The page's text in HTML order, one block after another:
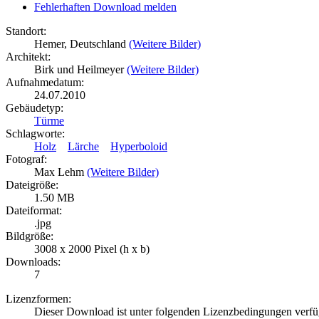
Fehlerhaften Download melden
Standort:
Hemer, Deutschland (Weitere Bilder)
Architekt:
Birk und Heilmeyer(Weitere Bilder)
Aufnahmedatum:
24.07.2010
Gebäudetyp:
Türme
Schlagworte:
Holz
Lärche
Hyperboloid
Fotograf:
Max Lehm (Weitere Bilder)
Dateigröße:
1.50 MB
Dateiformat:
.jpg
Bildgröße:
3008 x 2000 Pixel (h x b)
Downloads:
7
Lizenzformen:
Dieser Download ist unter folgenden Lizenzbedingungen